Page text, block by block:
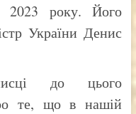
2023 року. Його
України Денис
до цього
те, що в нашій